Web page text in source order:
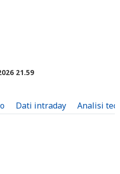
21.59
Dati intraday Analisi